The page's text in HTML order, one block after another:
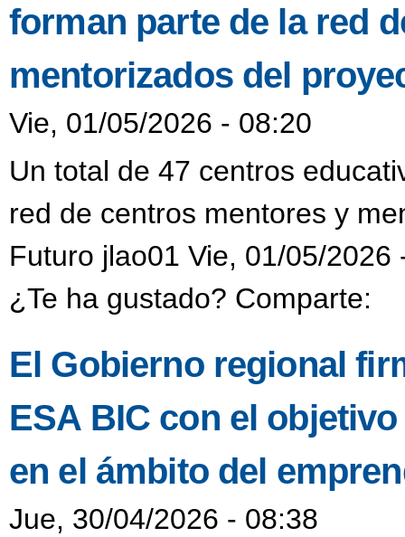
forman parte de la red
mentorizados del
Vie, 01/05/2026 - 08:20
Un total de 47 centros
red de centros mentores y
Futuro jlao01 Vie, 01/05/2026
¿Te ha gustado? Comparte:
El Gobierno regional
ESA BIC con el
en el ámbito del
Jue, 30/04/2026 - 08:38